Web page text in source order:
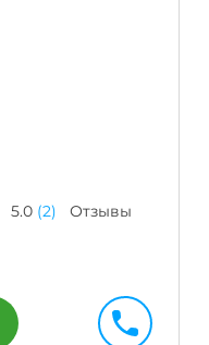
5.0 (2)
Отзывы